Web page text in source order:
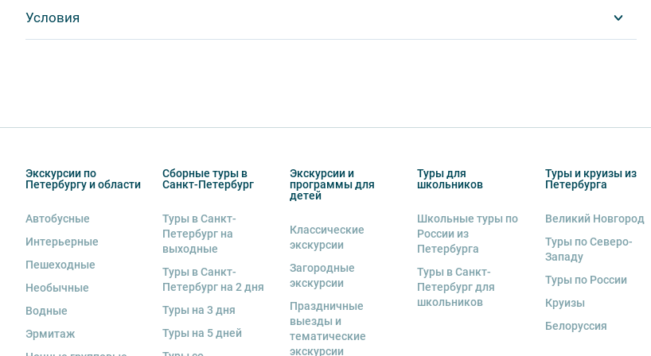
1. Во время проведения автобусных экскурсий в транспорте запрещается:
- употреблять пищу и напитки за исключением бутилированной воды,
- курить,
2. Пожалуйста, будьте вежливы по отношению друг к другу: не разговаривайте громко, не мешайте
другим пассажирам и, по возможности, воздержитесь от использования мобильных устройств
3. Перед началом движения экскурсанту необходимо пристегнуть ремни безопасности и
не расстегивать их до полной остановки автобуса. Ответственность за несоблюдение правил и
за оплату штрафа несёт экскурсант.
4. Пожалуйста, бережно относитесь к оборудованию автобуса. В случае порчи автобусного
оборудования материальную ответственность за неё несёт экскурсант.
5. Ответственность за несовершеннолетних участников экскурсии несёт взрослый
Условия
Экскурсии по
Петербургу и области
Автобусные
Интерьерные
Пешеходные
Необычные
Водные
Эрмитаж
Сборные туры в
Санкт-Петербург
Туры в Санкт-
Петербург на
выходные
Туры в Санкт-
Петербург на 2 дня
Туры на 3 дня
Туры на 5 дней
Экскурсии и
программы для
детей
Классические
экскурсии
Загородные
экскурсии
Праздничные
выезды и
тематические
экскурсии
Туры для
школьников
Школьные туры по
России из
Петербурга
Туры в Санкт-
Петербург для
школьников
Туры и круизы из
Петербурга
Великий Новгород
Туры по Северо-
Западу
Туры по России
Круизы
Белоруссия